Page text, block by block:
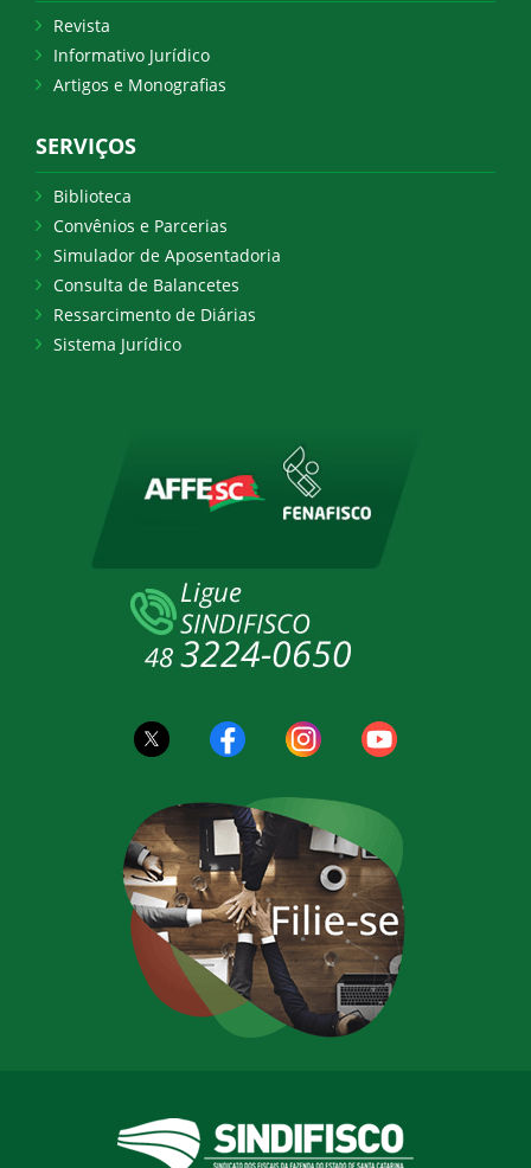
Revista
Informativo Jurídico
Artigos e Monografias
SERVIÇOS
Biblioteca
Convênios e Parcerias
Simulador de Aposentadoria
Consulta de Balancetes
Ressarcimento de Diárias
Sistema Jurídico